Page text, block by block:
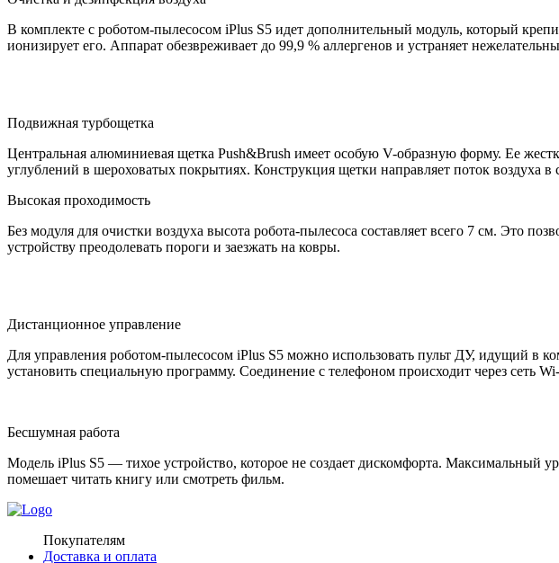
В комплекте с роботом-пылесосом iPlus S5 идет дополнительный модуль, который
ионизирует его. Аппарат обезвреживает до 99,9 % аллергенов и устраняет
Подвижная турбощетка
Центральная алюминиевая щетка Push&Brush имеет особую V-образную форму. Ее
углублений в шероховатых покрытиях. Конструкция щетки направляет поток воздуха
Высокая проходимость
Без модуля для очистки воздуха высота робота-пылесоса составляет всего 7 см. Это
устройству преодолевать пороги и заезжать на ковры.
Дистанционное управление
Для управления роботом-пылесосом iPlus S5 можно использовать пульт ДУ, идущий в
установить специальную программу. Соединение с телефоном происходит через сеть
Бесшумная работа
Модель iPlus S5 — тихое устройство, которое не создает дискомфорта.
помешает читать книгу или смотреть фильм.
Покупателям
Доставка и оплата